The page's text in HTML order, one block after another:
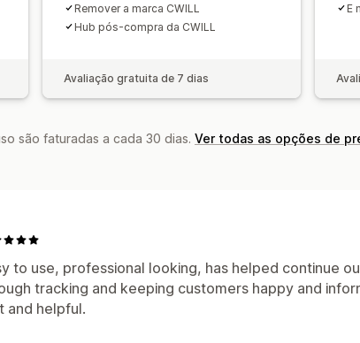
Remover a marca CWILL
Hub pós-compra da CWILL
Avaliação gratuita de 7 dias
E
são faturadas a cada 30 dias. Ver todas as opções de
to use, professional looking, has helped continue
tracking and keeping customers happy and
and helpful.